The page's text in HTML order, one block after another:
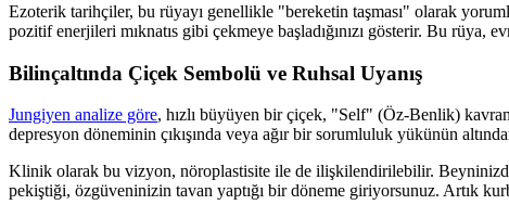
Ezoterik tarihçiler, bu rüyayı genellikle "bereketin taşması" olarak
pozitif enerjileri mıknatıs gibi çekmeye başladığınızı gösterir. Bu rüya,
Bilinçaltında Çiçek Sembolü ve Ruhsal Uyanış
Jungiyen analize göre, hızlı büyüyen bir çiçek, "Self" (Öz-Benlik)
depresyon döneminin çıkışında veya ağır bir sorumluluk yükünün
Klinik olarak bu vizyon, nöroplastisite ile de ilişkilendirilebilir. Beyninizde
pekiştiği, özgüveninizin tavan yaptığı bir döneme giriyorsunuz. Artık